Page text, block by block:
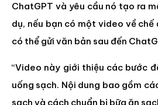
ChatGPT và yêu cầu nó tạo ra
dụ, nếu bạn có một video về chế
có thể gửi văn bản sau đến
“Video này giới thiệu các bước
uống sạch. Nội dung bao gồm
sạch và cách chuẩn bị bữa ăn